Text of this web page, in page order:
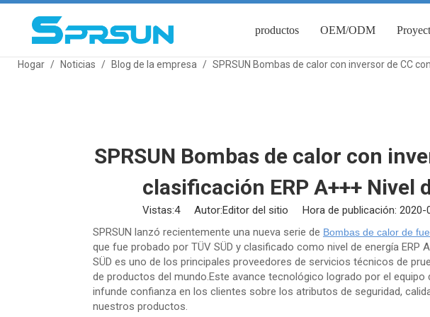
productos OEM/ODM
Hogar / Noticias / Blog de la empresa / SPRSUN Bombas de calor con inversor de CC
SPRSUN Bombas de calor con
clasificación ERP A+++ Nivel
Vistas:4Autor:Editor del sitio Hora de publicación:
SPRSUN lanzó recientemente una nueva serie de Bombas de calor de
que fue probado por TÜV SÜD y clasificado como nivel de energía ERP
SÜD es uno de los principales proveedores de servicios técnicos de
de productos del mundo.Este avance tecnológico logrado por el equipo
infunde confianza en los clientes sobre los atributos de seguridad,
nuestros productos.